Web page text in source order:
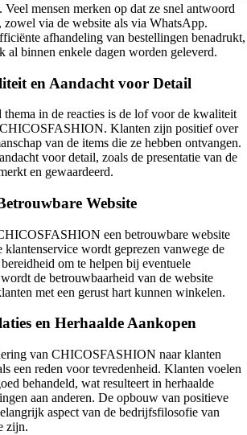
Veel mensen merken op dat ze snel antwoord
via de website als via WhatsApp.
afhandeling van bestellingen benadrukt,
al binnen enkele dagen worden geleverd.
en Aandacht voor Detail
thema in de reacties is de lof voor de kwaliteit
Klanten zijn positief over
van de items die ze hebben ontvangen.
voor detail, zoals de presentatie van de
en gewaardeerd.
Website
een betrouwbare website
wordt geprezen vanwege de
om te helpen bij eventuele
de betrouwbaarheid van de website
met een gerust hart kunnen winkelen.
en Herhaalde Aankopen
van CHICOSFASHION naar klanten
een reden voor tevredenheid. Klanten voelen
behandeld, wat resulteert in herhaalde
aan anderen. De opbouw van positieve
aspect van de bedrijfsfilosofie van
zijn.